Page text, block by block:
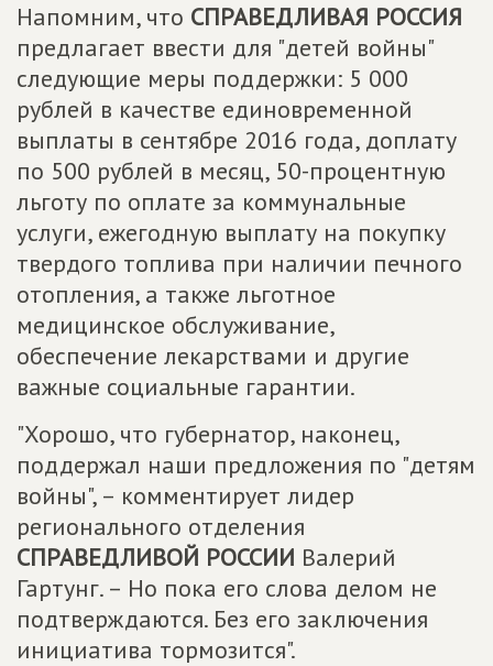
Напомним, что СПРАВЕДЛИВАЯ РОССИЯ
предлагает ввести для "детей войны"
следующие меры поддержки: 5 000
рублей в качестве единовременной
выплаты в сентябре 2016 года, доплату
по 500 рублей в месяц, 50-процентную
льготу по оплате за коммунальные
услуги, ежегодную выплату на покупку
твердого топлива при наличии печного
отопления, а также льготное
медицинское обслуживание,
обеспечение лекарствами и другие
важные социальные гарантии.
"Хорошо, что губернатор, наконец,
поддержал наши предложения по "детям
войны", – комментирует лидер
регионального отделения
СПРАВЕДЛИВОЙ РОССИИ Валерий
Гартунг. – Но пока его слова делом не
подтверждаются. Без его заключения
инициатива тормозится".